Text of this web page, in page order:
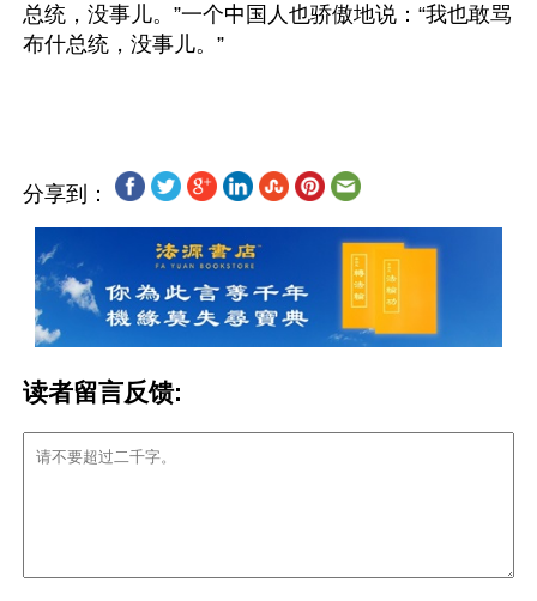
总统，没事儿。”一个中国人也骄傲地说：“我也敢骂
布什总统，没事儿。”
分享到：
读者留言反馈: